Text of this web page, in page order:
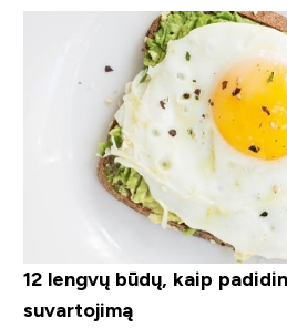
12 lengvų būdų, kaip
suvartojimą